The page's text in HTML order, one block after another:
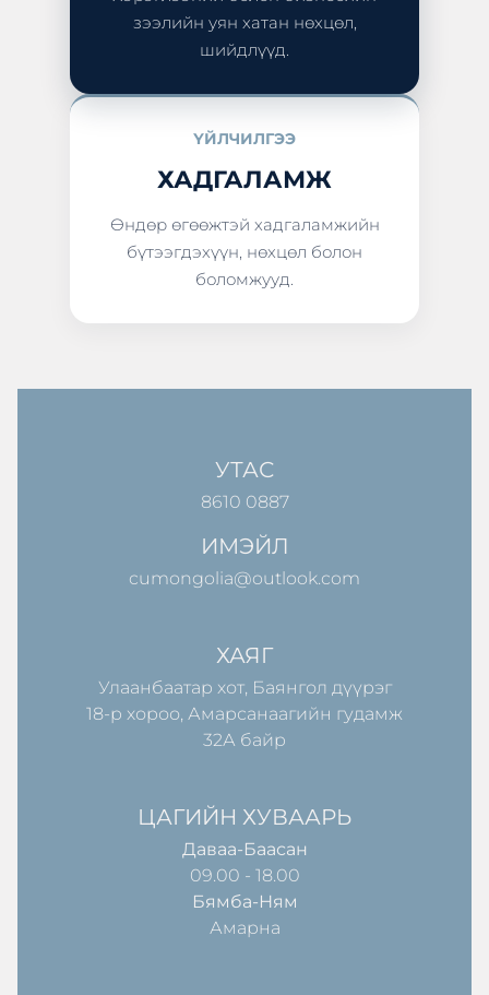
зээлийн уян хатан нөхцөл,
шийдлүүд.
ҮЙЛЧИЛГЭЭ
ХАДГАЛАМЖ
Өндөр өгөөжтэй хадгаламжийн
бүтээгдэхүүн, нөхцөл болон
боломжууд.
УТАС
8610 0887
ИМЭЙЛ
cumongolia@outlook.com
ХАЯГ
Улаанбаатар хот, Баянгол дүүрэг
18-р хороо, Амарсанаагийн гудамж
32А байр
ЦАГИЙН ХУВААРЬ
Даваа-Баасан
09.00 - 18.00
Бямба-Ням
Амарна